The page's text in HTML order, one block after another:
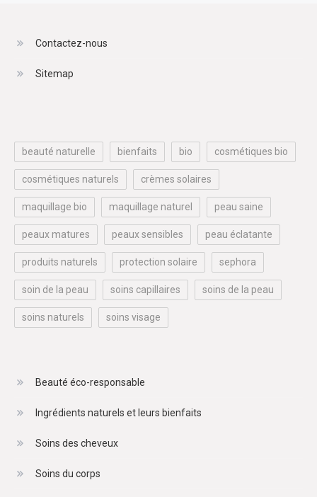
Contactez-nous
Sitemap
beauté naturelle bienfaits bio cosmétiques bio
cosmétiques naturels crèmes solaires
maquillage bio maquillage naturel peau saine
peaux matures peaux sensibles peau éclatante
produits naturels protection solaire sephora
soin de la peau soins capillaires soins de la peau
soins naturels soins visage
Beauté éco-responsable
Ingrédients naturels et leurs bienfaits
Soins des cheveux
Soins du corps